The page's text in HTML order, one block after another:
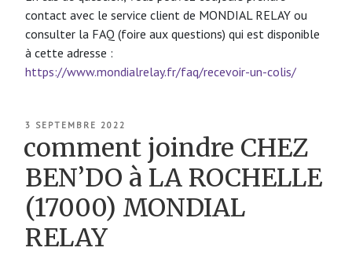
contact avec le service client de MONDIAL RELAY ou
consulter la FAQ (foire aux questions) qui est disponible
à cette adresse :
https://www.mondialrelay.fr/faq/recevoir-un-colis/
PUBLIÉ
3 SEPTEMBRE 2022
comment joindre CHEZ
BEN’DO à LA ROCHELLE
(17000) MONDIAL
RELAY